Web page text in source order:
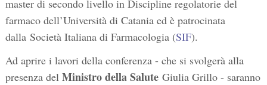
master di secondo livello in Discipline regolatorie del
farmaco dell’Università di Catania ed è patrocinata
dalla Società Italiana di Farmacologia (SIF).
Ad aprire i lavori della conferenza - che si svolgerà alla
presenza del Ministro della SaluteGiulia Grillo - saranno